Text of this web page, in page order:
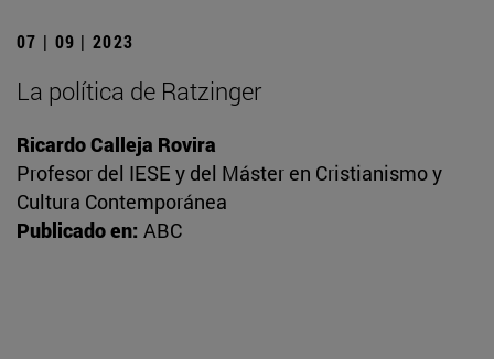
07 | 09 | 2023
La política de Ratzinger
Ricardo Calleja Rovira
Profesor del IESE y del Máster en Cristianismo y
Cultura Contemporánea
Publicado en: ABC